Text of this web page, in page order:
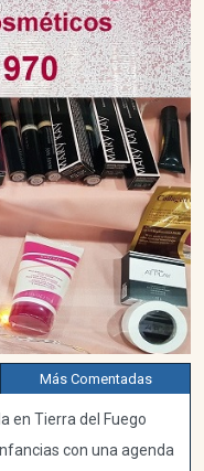
Más Comentadas
en Tierra del Fuego
con una agenda